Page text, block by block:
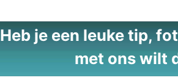
Heb je een leuke tip,
met ons wilt